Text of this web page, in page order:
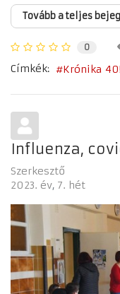
Tovább a teljes
0
Címkék:
Krónika
Influenza,
Szerkesztő
2023. év 7. hét